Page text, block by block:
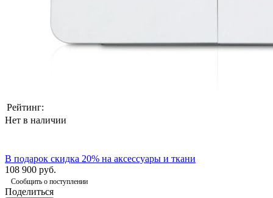
Рейтинг:
Нет в наличии
В подарок скидка 20% на аксессуары и ткани
108 900 руб.
Сообщить о поступлении
Поделиться